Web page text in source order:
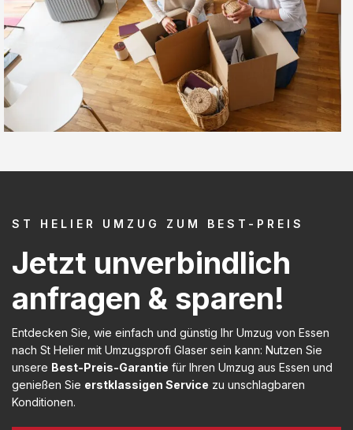
ST HELIER UMZUG ZUM BEST-PREIS
Jetzt unverbindlich
anfragen & sparen!
Entdecken Sie, wie einfach und günstig Ihr Umzug von Essen
nach St Helier mit Umzugsprofi Glaser sein kann: Nutzen Sie
unsere Best-Preis-Garantie für Ihren Umzug aus Essen und
genießen Sie erstklassigen Service zu unschlagbaren
Konditionen.